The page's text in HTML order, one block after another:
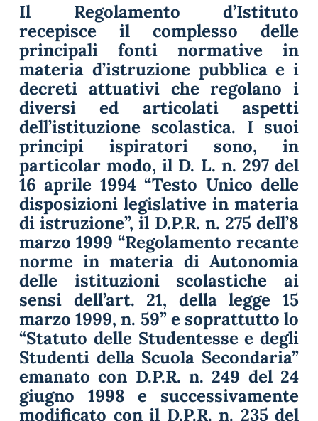
Il Regolamento d’Istituto
recepisce il complesso delle
principali fonti normative in
materia d’istruzione pubblica e i
decreti attuativi che regolano i
diversi ed articolati aspetti
dell’istituzione scolastica. I suoi
principi ispiratori sono, in
particolar modo, il D. L. n. 297 del
16 aprile 1994 “Testo Unico delle
disposizioni legislative in materia
di istruzione”, il D.P.R. n. 275 dell’8
marzo 1999 “Regolamento recante
norme in materia di Autonomia
delle istituzioni scolastiche ai
sensi dell’art. 21, della legge 15
marzo 1999, n. 59” e soprattutto lo
“Statuto delle Studentesse e degli
Studenti della Scuola Secondaria”
emanato con D.P.R. n. 249 del 24
giugno 1998 e successivamente
modificato con il D.P.R. n. 235 del